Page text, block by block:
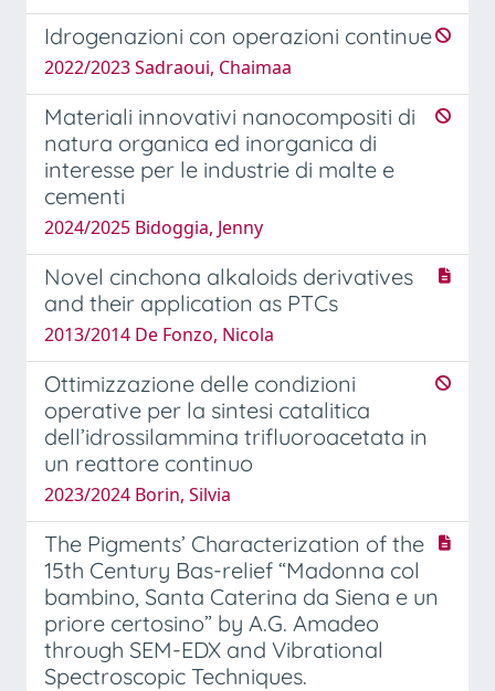
Idrogenazioni con operazioni continue
2022/2023 Sadraoui, Chaimaa
Materiali innovativi nanocompositi di
natura organica ed inorganica di
interesse per le industrie di malte e
cementi
2024/2025 Bidoggia, Jenny
Novel cinchona alkaloids derivatives
and their application as PTCs
2013/2014 De Fonzo, Nicola
Ottimizzazione delle condizioni
operative per la sintesi catalitica
dell’idrossilammina trifluoroacetata in
un reattore continuo
2023/2024 Borin, Silvia
The Pigments’ Characterization of the
15th Century Bas-relief “Madonna col
bambino, Santa Caterina da Siena e un
priore certosino” by A.G. Amadeo
through SEM-EDX and Vibrational
Spectroscopic Techniques.